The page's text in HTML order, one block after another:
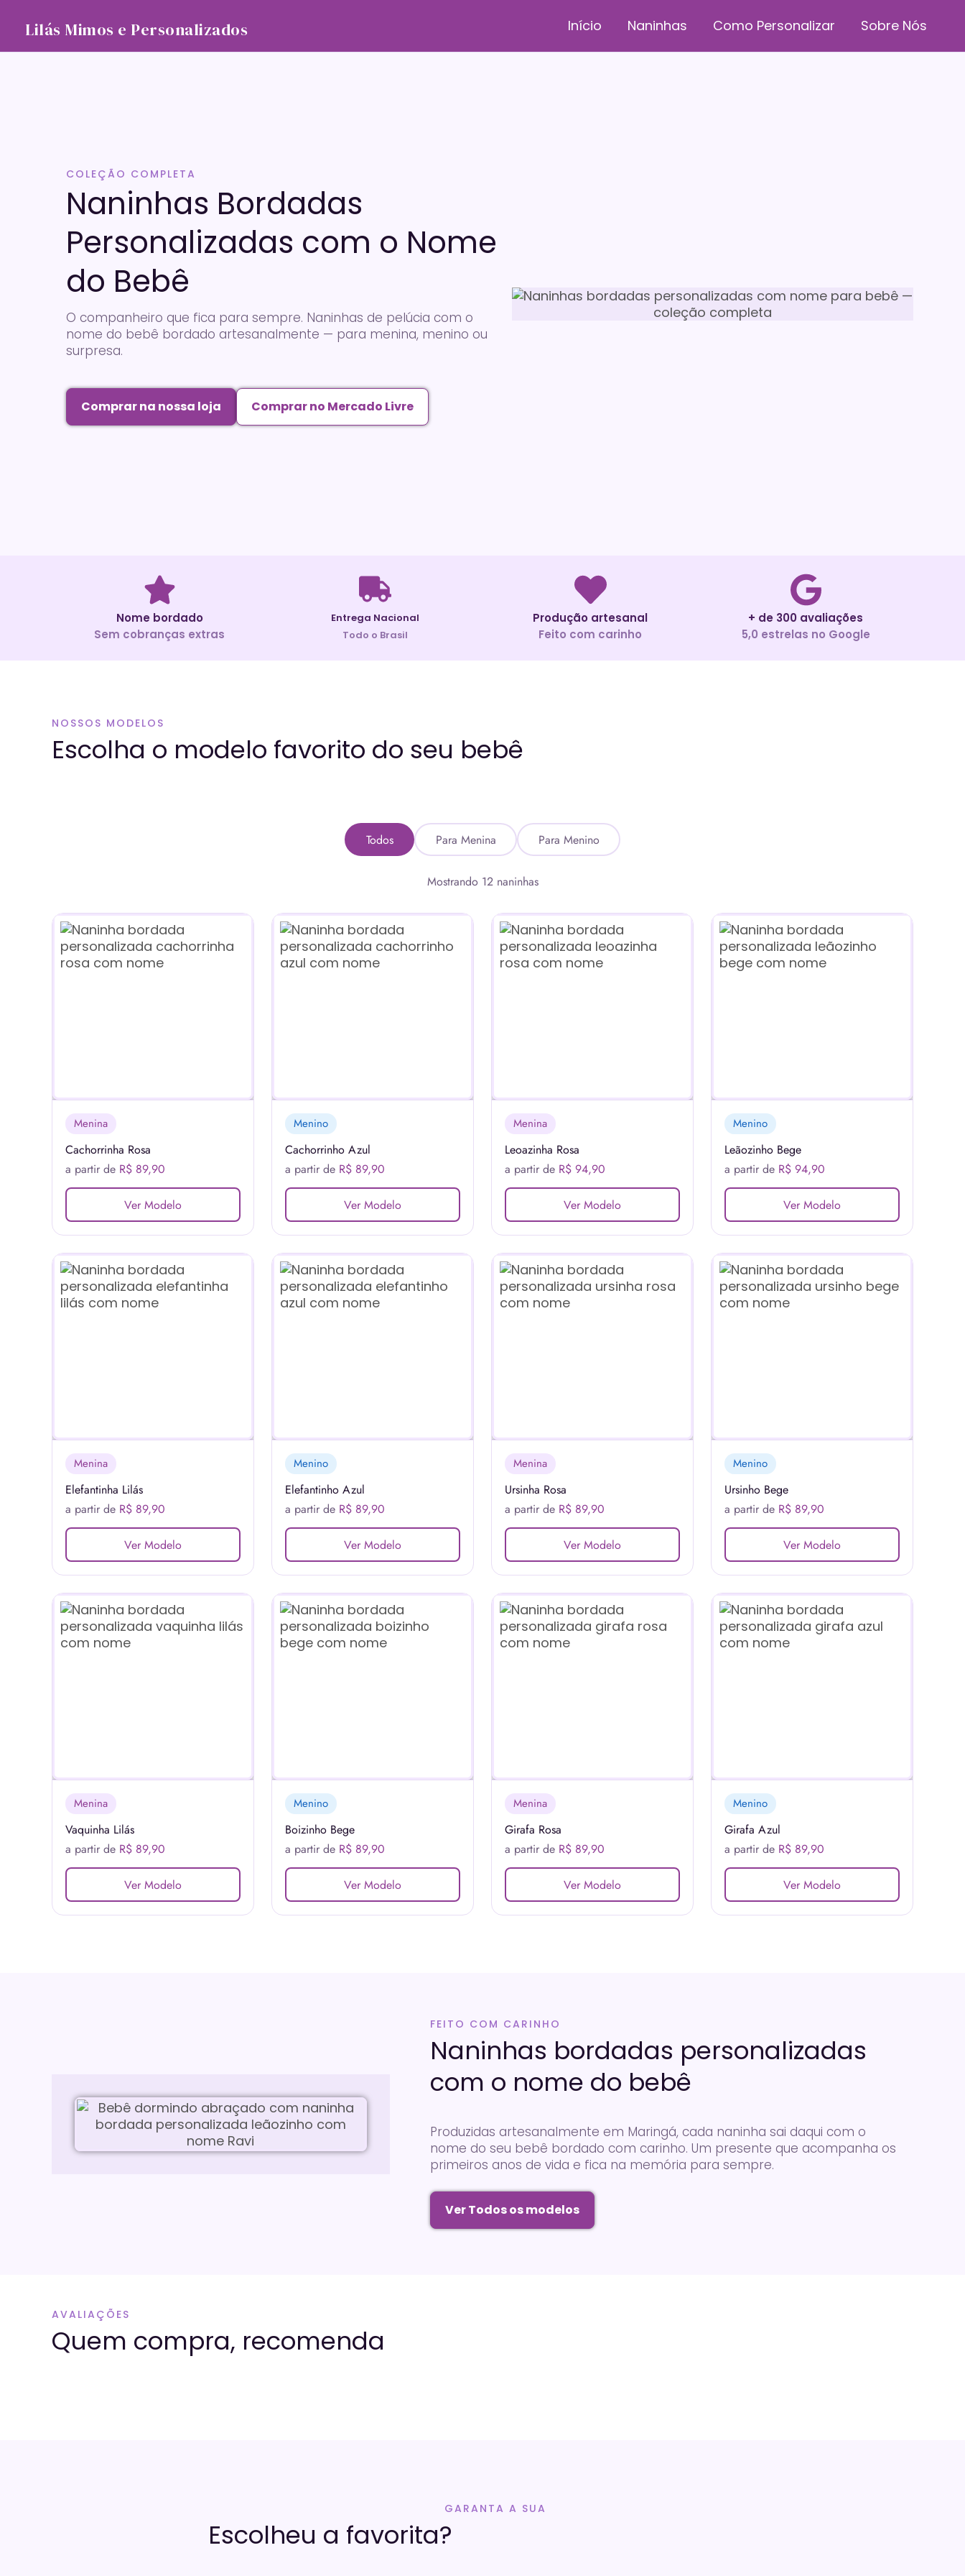
para
conteúdo
Lilás Mimos e Personalizados Início Naninhas Como Personalizar Sobre Nós
COLEÇÃO COMPLETA
Naninhas Bordadas
Personalizadas com o Nome
do Bebê
O companheiro que fica para sempre. Naninhas de pelúcia com o
nome do bebê bordado artesanalmente — para menina, menino ou
surpresa.
Comprar na nossa loja Comprar no Mercado Livre
Nome bordado
Sem cobranças extras
Entrega Nacional
Todo o Brasil
Produção artesanal
Feito com carinho
+ de 300 avaliações
5,0 estrelas no Google
NOSSOS MODELOS
Escolha o modelo favorito do seu bebê
Todos Para Menina Para Menino
Mostrando 12 naninhas
Menina
Cachorrinha Rosa
a partir de R$ 89,90
Ver Modelo
Menino
Cachorrinho Azul
a partir de R$ 89,90
Ver Modelo
Menina
Leoazinha Rosa
a partir de R$ 94,90
Ver Modelo
Menino
Leãozinho Bege
a partir de R$ 94,90
Ver Modelo
Menina
Elefantinha Lilás
a partir de R$ 89,90
Ver Modelo
Menino
Elefantinho Azul
a partir de R$ 89,90
Ver Modelo
Menina
Ursinha Rosa
a partir de R$ 89,90
Ver Modelo
Menino
Ursinho Bege
a partir de R$ 89,90
Ver Modelo
Menina
Vaquinha Lilás
a partir de R$ 89,90
Ver Modelo
Menino
Boizinho Bege
a partir de R$ 89,90
Ver Modelo
Menina
Girafa Rosa
a partir de R$ 89,90
Ver Modelo
Menino
Girafa Azul
a partir de R$ 89,90
Ver Modelo
FEITO COM CARINHO
Naninhas bordadas personalizadas
com o nome do bebê
Produzidas artesanalmente em Maringá, cada naninha sai daqui com o
nome do seu bebê bordado com carinho. Um presente que acompanha os
primeiros anos de vida e fica na memória para sempre.
Ver Todos os modelos
AVALIAÇÕES
Quem compra, recomenda
GARANTA A SUA
Escolheu a favorita?